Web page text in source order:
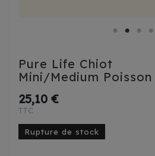
Pure Life Chiot
Mini/Medium Poisson
25,10 €
TTC
Rupture de stock